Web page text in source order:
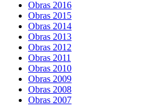
Obras 2016
Obras 2015
Obras 2014
Obras 2013
Obras 2012
Obras 2011
Obras 2010
Obras 2009
Obras 2008
Obras 2007